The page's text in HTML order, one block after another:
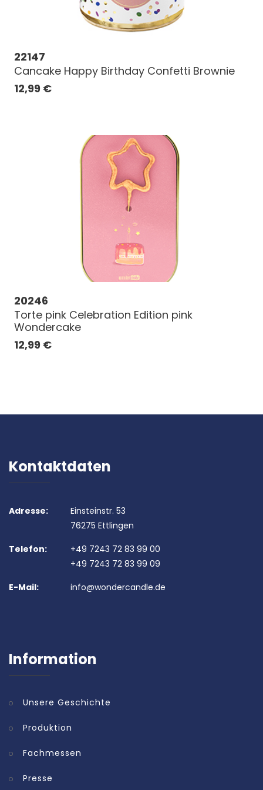
22147
Cancake Happy Birthday Confetti Brownie
12,99 €
20246
Torte pink Celebration Edition pink
Wondercake
12,99 €
Kontaktdaten
Adresse:
Einsteinstr. 53
76275 Ettlingen
Telefon:
+49 7243 72 83 99 00
+49 7243 72 83 99 09
E-Mail:
info@wondercandle.de
Information
Unsere Geschichte
Produktion
Fachmessen
Presse